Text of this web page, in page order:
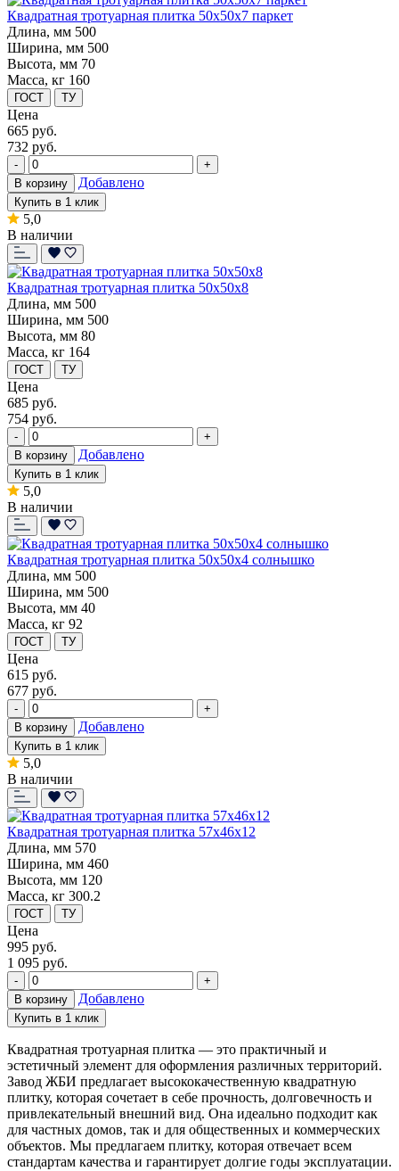
Квадратная тротуарная плитка 50х50х7 паркет
Длина, мм 500
Ширина, мм 500
Высота, мм 70
Масса, кг 160
ГОСТ ТУ
Цена
665 руб.
732 руб.
-
+
В корзину
Добавлено
Купить в 1 клик
5,0
В наличии
Квадратная тротуарная плитка 50х50х8
Длина, мм 500
Ширина, мм 500
Высота, мм 80
Масса, кг 164
ГОСТ ТУ
Цена
685 руб.
754 руб.
-
+
В корзину
Добавлено
Купить в 1 клик
5,0
В наличии
Квадратная тротуарная плитка 50x50x4 солнышко
Длина, мм 500
Ширина, мм 500
Высота, мм 40
Масса, кг 92
ГОСТ ТУ
Цена
615 руб.
677 руб.
-
+
В корзину
Добавлено
Купить в 1 клик
5,0
В наличии
Квадратная тротуарная плитка 57x46x12
Длина, мм 570
Ширина, мм 460
Высота, мм 120
Масса, кг 300.2
ГОСТ ТУ
Цена
995 руб.
1 095 руб.
-
+
В корзину
Добавлено
Купить в 1 клик
Квадратная тротуарная плитка — это практичный и
эстетичный элемент для оформления различных территорий.
Завод ЖБИ предлагает высококачественную квадратную
плитку, которая сочетает в себе прочность, долговечность и
привлекательный внешний вид. Она идеально подходит как
для частных домов, так и для общественных и коммерческих
объектов. Мы предлагаем плитку, которая отвечает всем
стандартам качества и гарантирует долгие годы эксплуатации.